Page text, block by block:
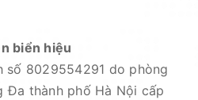
biển hiệu
số 8029554291 do phòng
Đa thành phố Hà Nội cấp